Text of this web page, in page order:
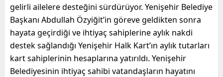
gelirli ailelere desteğini sürdürüyor. Yenişehir Belediye
Başkanı Abdullah Özyiğit’in göreve geldikten sonra
hayata geçirdiği ve ihtiyaç sahiplerine aylık nakdi
destek sağlandığı Yenişehir Halk Kart’ın aylık tutarları
kart sahiplerinin hesaplarına yatırıldı. Yenişehir
Belediyesinin ihtiyaç sahibi vatandaşların hayatını